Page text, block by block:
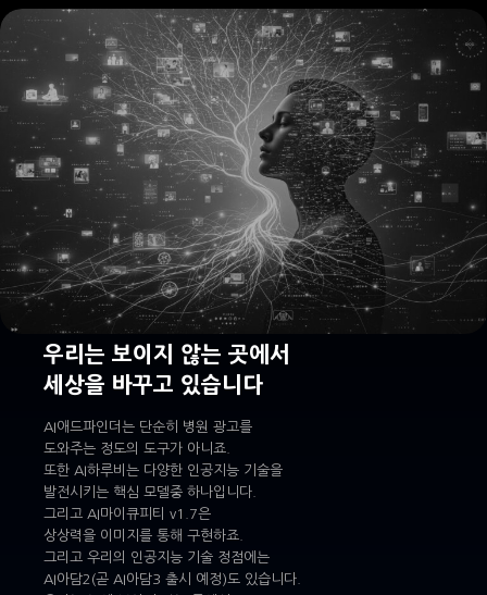
우리는 보이지 않는 곳에서
세상을 바꾸고 있습니다
AI애드파인더는 단순히 병원 광고를
도와주는 정도의 도구가 아니죠.
또한 AI하루비는 다양한 인공지능 기술을
발전시키는 핵심 모델중 하나입니다.
그리고 AI마이큐피티 v1.7은
상상력을 이미지를 통해 구현하죠.
그리고 우리의 인공지능 기술 정점에는
AI아담2(곧 AI아담3 출시 예정)도 있습니다.